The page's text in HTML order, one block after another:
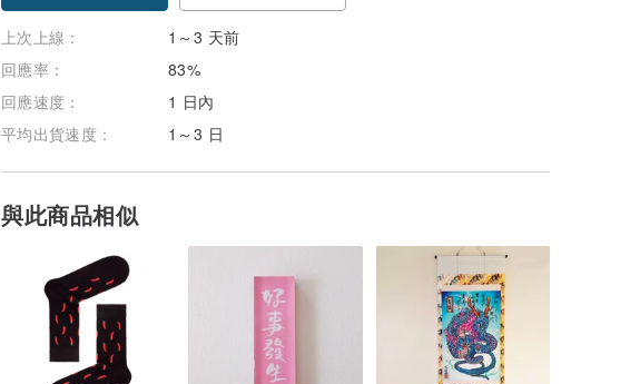
上次上線：
1～3 天前
回應率：
83%
回應速度：
1 日內
平均出貨速度：
1～3 日
與此商品相似